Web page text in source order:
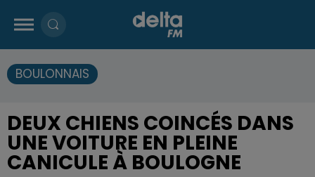
BOULONNAIS
DEUX CHIENS COINCÉS DANS
UNE VOITURE EN PLEINE
CANICULE À BOULOGNE